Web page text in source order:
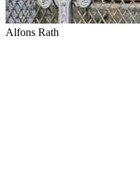
Alfons Rath